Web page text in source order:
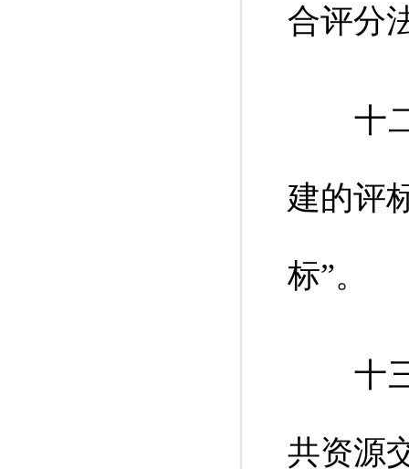
合评分
十二
建的评
标”。
十三
共资源